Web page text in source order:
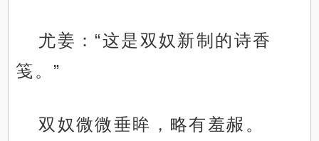
尤姜：“这是双奴新制的诗香
笺。”
双奴微微垂眸，略有羞赧。